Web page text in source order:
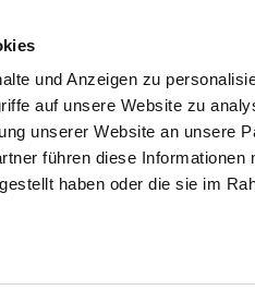
und Anzeigen zu
auf unsere Website zu
unserer Website an unsere
führen diese
haben oder die sie im
SUCHEN TIPPS &